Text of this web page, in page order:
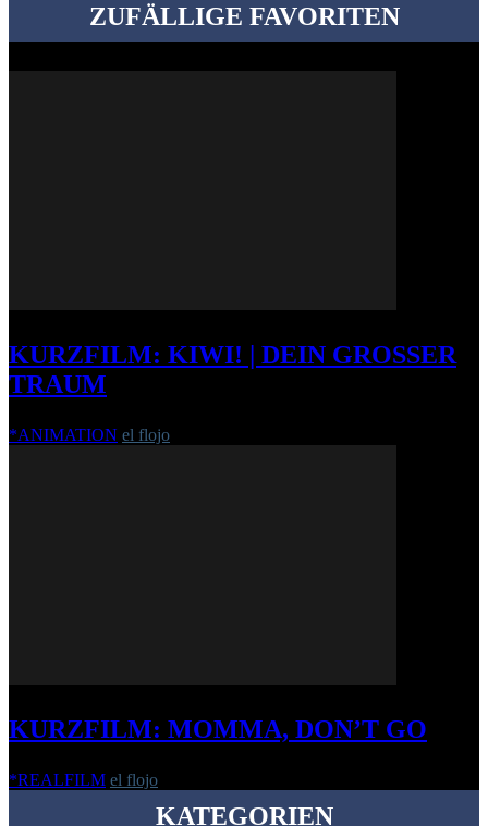
ZUFÄLLIGE FAVORITEN
KURZFILM: KIWI! | DEIN GROSSER T
RAUM
*ANIMATION el flojo
KURZFILM: MOMMA, DON’T GO
*REALFILM el flojo
KATEGORIEN